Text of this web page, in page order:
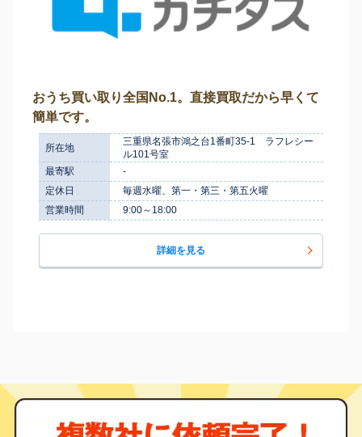
おうち買い取り全国No.1。直接買取だから早くて
簡単です。
所在地
三重県名張市鴻之台1番町35-1 ラフレシー
ル101号室
最寄駅
-
定休日
毎週水曜、第一・第三・第五火曜
営業時間
9:00～18:00
詳細を見る